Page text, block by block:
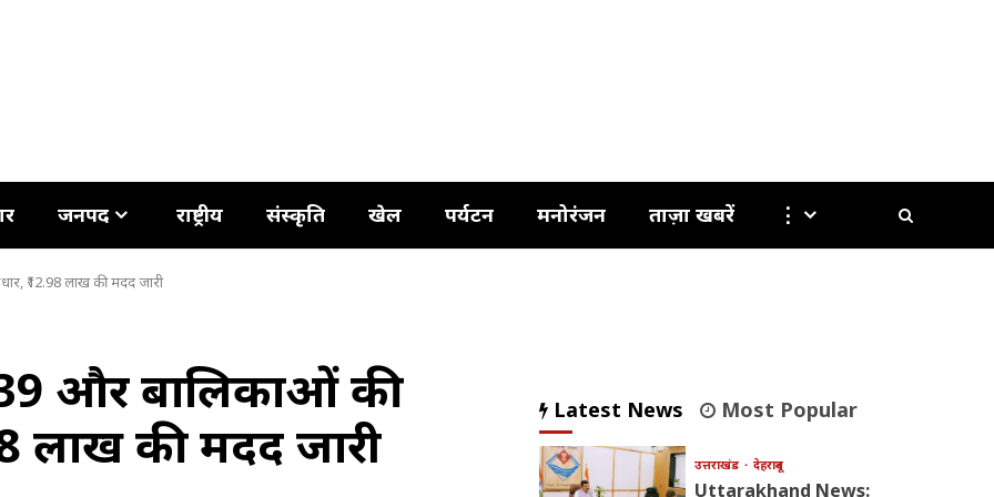
जनपद राष्ट्रीय संस्कृति खेल पर्यटन मनोरंजन ताज़ा खबरें ⋮
₹12.98 लाख की मदद जारी
39 और बालिकाओं की
लाख की मदद जारी
Latest News Most Popular
उत्तराखंड देहरादून
Uttarakhand News: